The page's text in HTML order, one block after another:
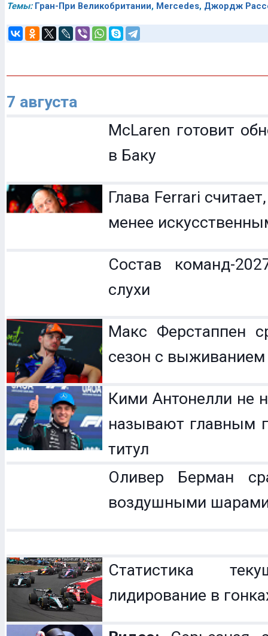
Темы: Гран-При Великобритании, Mercedes, Джордж
7 августа
McLaren готовит
в Баку
Глава Ferrari
менее
Состав команд-
слухи
Макс Ферстаппен
сезон с выживанием
Кими Антонелли не
называют главным
титул
Оливер Берман
воздушными
Статистика
лидирование в